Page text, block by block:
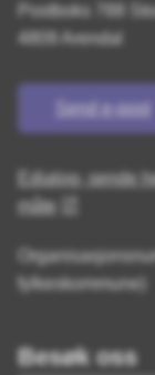
Postboks 788
4809 Arendal
Send e-post
Edialog- sende
måte
fylkeskommune)
Besøk oss